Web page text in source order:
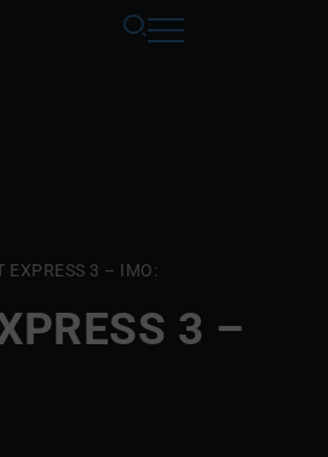
EXPRESS 3 – IMO:
3 –